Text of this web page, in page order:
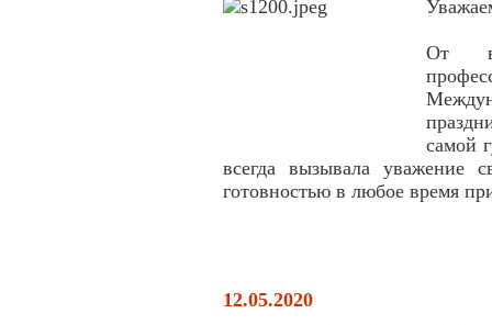
От
самой
всегда вызывала уважение
готовностью в любое время
12.05.2020